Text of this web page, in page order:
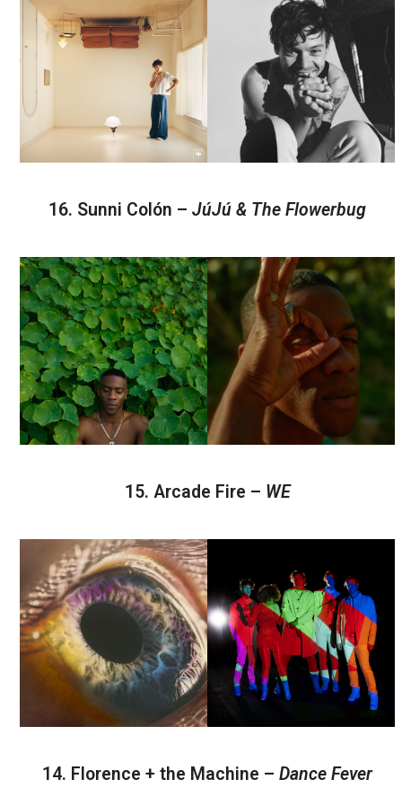
16. Sunni Colón –JúJú & The Flowerbug
15. Arcade Fire – WE
14. Florence + the Machine –Dance Fever